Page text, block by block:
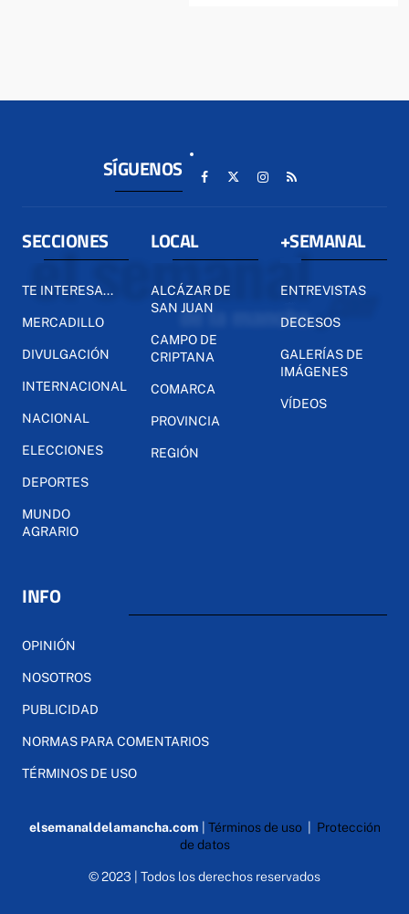
SÍGUENOS
SECCIONES
TE INTERESA...
MERCADILLO
DIVULGACIÓN
INTERNACIONAL
NACIONAL
ELECCIONES
DEPORTES
MUNDO
AGRARIO
LOCAL
ALCÁZAR DE
SAN JUAN
CAMPO DE
CRIPTANA
COMARCA
PROVINCIA
REGIÓN
+SEMANAL
ENTREVISTAS
DECESOS
GALERÍAS DE
IMÁGENES
VÍDEOS
INFO
OPINIÓN
NOSOTROS
PUBLICIDAD
NORMAS PARA COMENTARIOS
TÉRMINOS DE USO
elsemanaldelamancha.com Términos de uso| Protección
de datos
© 2023 | Todos los derechos reservados